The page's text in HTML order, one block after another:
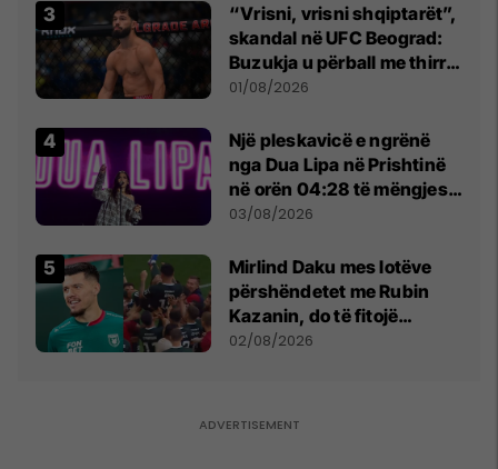
“Vrisni, vrisni shqiptarët”,
skandal në UFC Beograd:
Buzukja u përball me thirrje
anti-shqiptare nga
01/08/2026
Një pleskavicë e ngrënë
nga Dua Lipa në Prishtinë
në orën 04:28 të mëngjesit
- dhe bota digjitale serbe
03/08/2026
Mirlind Daku mes lotëve
përshëndetet me Rubin
Kazanin, do të fitojë
miliona te Spartak Moska
02/08/2026